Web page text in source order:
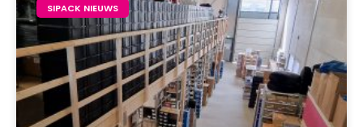
SIPACK NIEUWS